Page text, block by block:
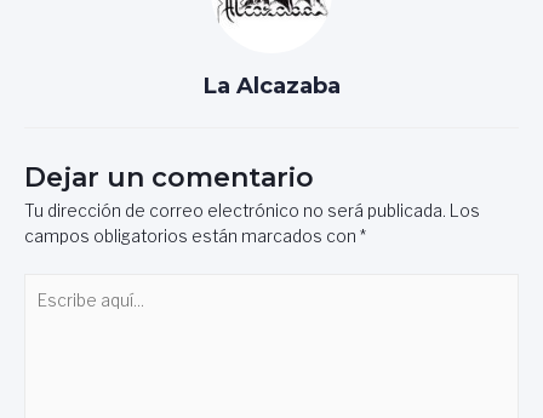
La Alcazaba
Dejar un comentario
Tu dirección de correo electrónico no será publicada. Los
campos obligatorios están marcados con *
aquí...